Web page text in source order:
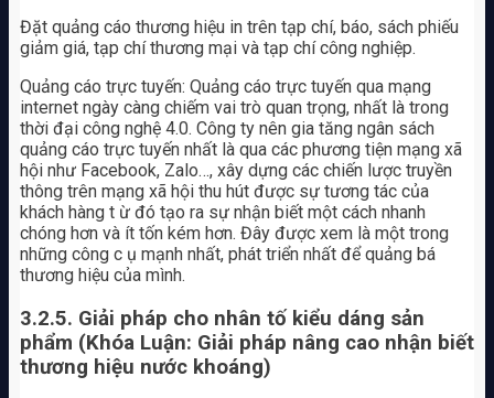
Đặt quảng cáo thương hiệu in trên tạp chí, báo, sách phiếu
giảm giá, tạp chí thương mại và tạp chí công nghiệp.
Quảng cáo trực tuyến: Quảng cáo trực tuyến qua mạng
internet ngày càng chiếm vai trò quan trọng, nhất là trong
thời đại công nghệ 4.0. Công ty nên gia tăng ngân sách
quảng cáo trực tuyến nhất là qua các phương tiện mạng xã
hội như Facebook, Zalo…, xây dựng các chiến lược truyền
thông trên mạng xã hội thu hút được sự tương tác của
khách hàng t ừ đó tạo ra sự nhận biết một cách nhanh
chóng hơn và ít tốn kém hơn. Đây được xem là một trong
những công c ụ mạnh nhất, phát triển nhất để quảng bá
thương hiệu của mình.
3.2.5. Giải pháp cho nhân tố kiểu dáng sản
phẩm (Khóa Luận: Giải pháp nâng cao nhận biết
thương hiệu nước khoáng)